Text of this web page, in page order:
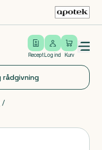
Recept
Log ind
Log ind Kurv
Open/close menu
/